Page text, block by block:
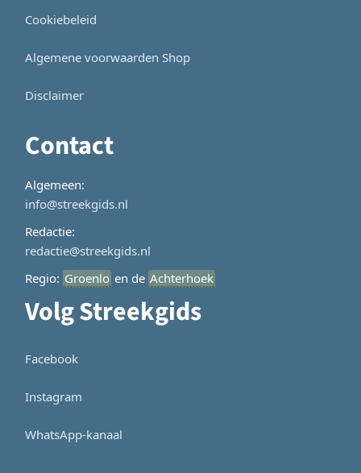
Cookiebeleid
Algemene voorwaarden Shop
Disclaimer
Contact
Algemeen:
info@streekgids.nl
Redactie:
redactie@streekgids.nl
Regio: Groenlo en de Achterhoek
Volg Streekgids
Facebook
Instagram
WhatsApp-kanaal